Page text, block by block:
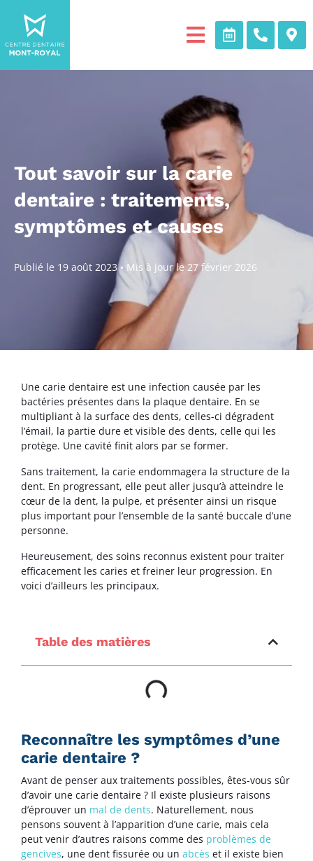
Tout savoir sur la carie
dentaire : traitements,
symptômes et causes
Publié le 19 août 2023• Mis à jour le27 février 2026
Une carie dentaire est une infection causée par les
bactéries présentes dans la plaque dentaire. En se
multipliant à la surface des dents, celles-ci dégradent
l’émail, la partie dure et visible des dents, celle qui les
protège. Une cavité finit alors par se former.
Sans traitement, la carie endommagera la structure de la
dent. En progressant, elle peut aller jusqu’à atteindre le
cœur de la dent, la pulpe, et présenter ainsi un risque
plus important pour l’ensemble de la santé buccale d’une
personne.
Heureusement, des soins reconnus existent pour traiter
efficacement les caries et freiner leur progression. En
voici d’ailleurs les principaux.
Table des matières
Reconnaître les symptômes d’une
carie dentaire ?
Avant de penser aux traitements possibles, êtes-vous sûr
d’avoir une carie dentaire ? Il existe plusieurs raisons
d’éprouver un mal de dents. Naturellement, nous
pensons souvent à l’apparition d’une carie, mais cela
peut venir d’autres raisons comme des problèmes de
gencives, une dent fissurée ou un abcès et il existe bien